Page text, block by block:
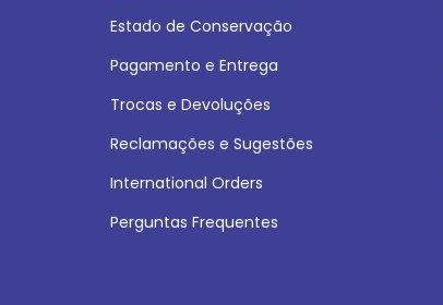
Estado de Conservação
Pagamento e Entrega
Trocas e Devoluções
Reclamações e Sugestões
International Orders
Perguntas Frequentes